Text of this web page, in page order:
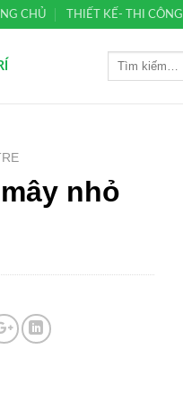
CHỦ THIẾT KẾ- THI CÔNG
nhỏ